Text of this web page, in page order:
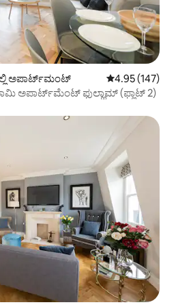
ಅಪಾರ್ಟ್‌ಮಂಟ್ 5 ರಲ್ಲಿ 4.95
4.95 (147)
ಅಪಾರ್ಟ್‌ಮೆಂಟ್ ಫುಲ್ಹಾಮ್ (ಫ್ಲಾಟ್ 2)